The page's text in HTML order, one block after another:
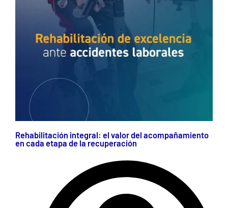
Rehabilitación integral: el valor del acompañamiento
en cada etapa de la recuperación